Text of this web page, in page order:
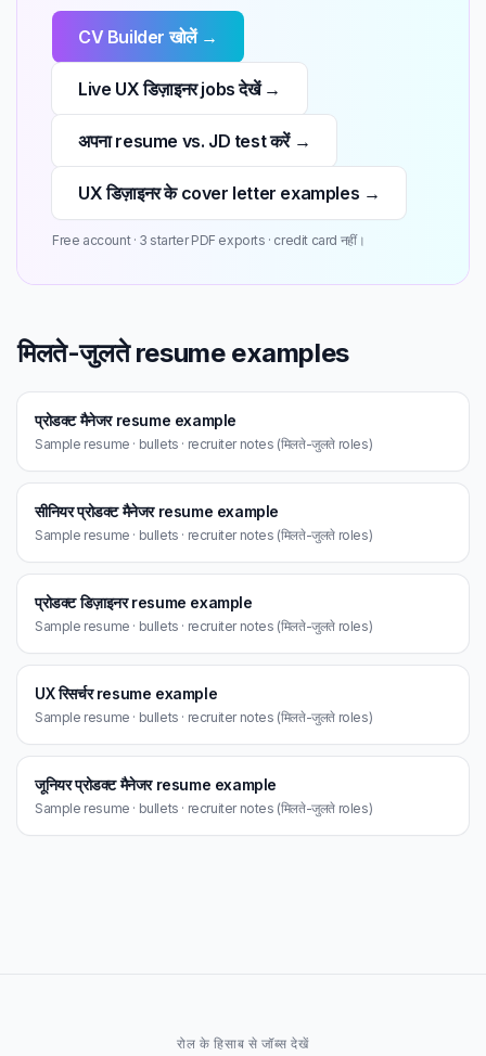
CV Builder खोलें →
Live UX डिज़ाइनर jobs देखें →
अपना resume vs. JD test करें →
UX डिज़ाइनर के cover letter examples →
Free account · 3 starter PDF exports · credit card नहीं।
मिलते-जुलते resume examples
प्रोडक्ट मैनेजर resume example
Sample resume · bullets · recruiter notes (मिलते-जुलते roles)
सीनियर प्रोडक्ट मैनेजर resume example
Sample resume · bullets · recruiter notes (मिलते-जुलते roles)
प्रोडक्ट डिज़ाइनर resume example
Sample resume · bullets · recruiter notes (मिलते-जुलते roles)
UX रिसर्चर resume example
Sample resume · bullets · recruiter notes (मिलते-जुलते roles)
जूनियर प्रोडक्ट मैनेजर resume example
Sample resume · bullets · recruiter notes (मिलते-जुलते roles)
रोल के हिसाब से जॉब्स देखें